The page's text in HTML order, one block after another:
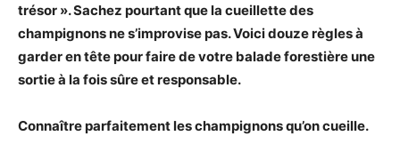
trésor ». Sachez pourtant que la cueillette des
champignons ne s’improvise pas. Voici douze règles à
garder en tête pour faire de votre balade forestière une
sortie à la fois sûre et responsable.
Connaître parfaitement les champignons qu’on cueille.